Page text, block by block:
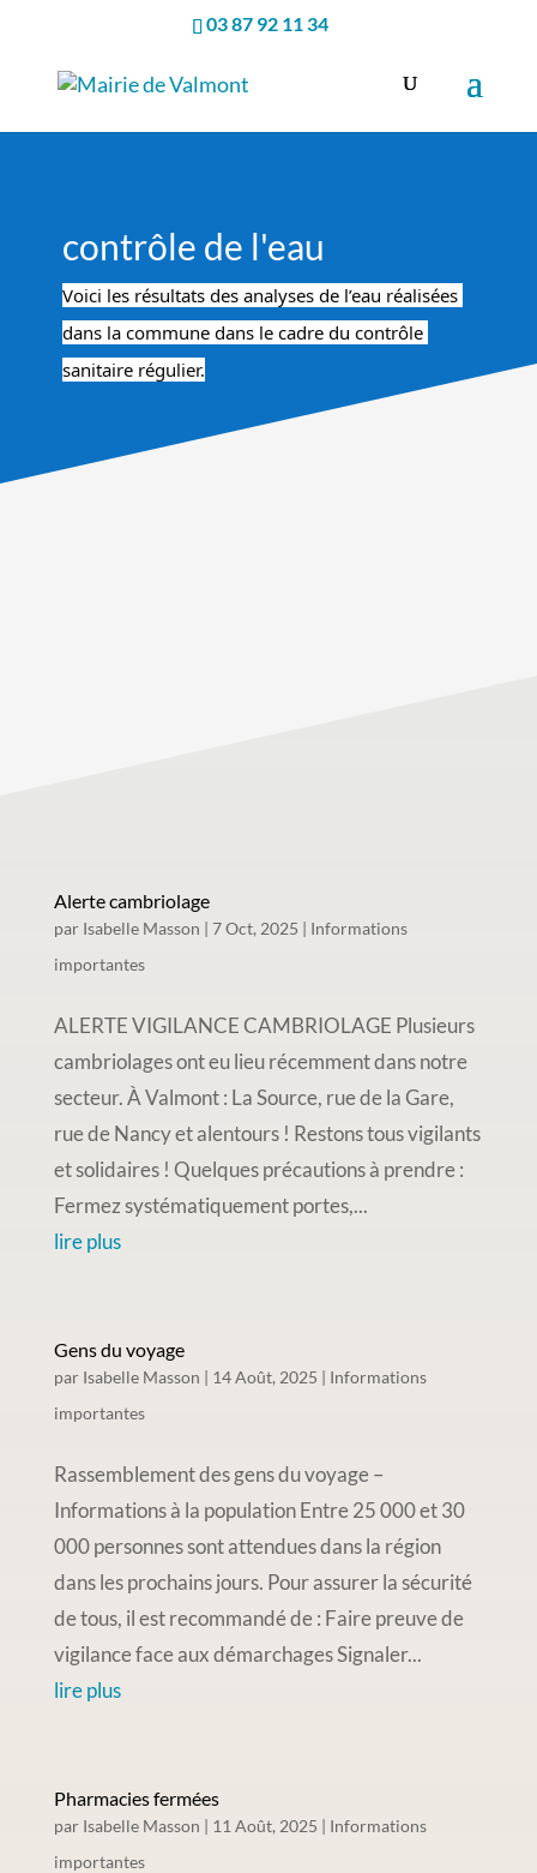
03 87 92 11 34
contrôle de l'eau
Voici les résultats des analyses de l’eau réalisées
dans la commune dans le cadre du contrôle
sanitaire régulier.
Alerte cambriolage
par Isabelle Masson | 7 Oct, 2025 | Informations
importantes
ALERTE VIGILANCE CAMBRIOLAGE Plusieurs
cambriolages ont eu lieu récemment dans notre
secteur. À Valmont : La Source, rue de la Gare,
rue de Nancy et alentours ! Restons tous vigilants
et solidaires ! Quelques précautions à prendre :
Fermez systématiquement portes,...
lire plus
Gens du voyage
par Isabelle Masson | 14 Août, 2025 | Informations
importantes
Rassemblement des gens du voyage –
Informations à la population Entre 25 000 et 30
000 personnes sont attendues dans la région
dans les prochains jours. Pour assurer la sécurité
de tous, il est recommandé de : Faire preuve de
vigilance face aux démarchages Signaler...
lire plus
Pharmacies fermées
par Isabelle Masson | 11 Août, 2025 | Informations
importantes